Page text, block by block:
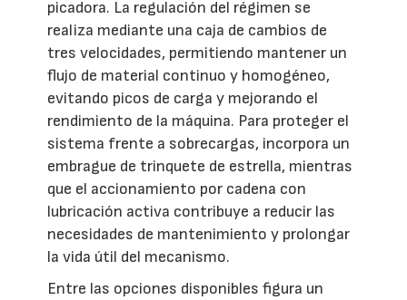
picadora. La regulación del régimen se
realiza mediante una caja de cambios de
tres velocidades, permitiendo mantener un
flujo de material continuo y homogéneo,
evitando picos de carga y mejorando el
rendimiento de la máquina. Para proteger el
sistema frente a sobrecargas, incorpora un
embrague de trinquete de estrella, mientras
que el accionamiento por cadena con
lubricación activa contribuye a reducir las
necesidades de mantenimiento y prolongar
la vida útil del mecanismo.
Entre las opciones disponibles figura un